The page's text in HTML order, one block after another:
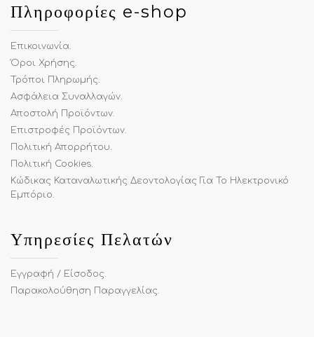
Πληροφορίες e-shop
Επικοινωνία
Όροι Χρήσης
Τρόποι Πληρωμής
Ασφάλεια Συναλλαγών
Αποστολή Προϊόντων
Επιστροφές Προϊόντων
Πολιτική Απορρήτου
Πολιτική Cookies
Κώδικας Καταναλωτικής Δεοντολογίας Για Το Ηλεκτρονικό
Εμπόριο
Υπηρεσίες Πελατών
Εγγραφή / Είσοδος
Παρακολούθηση Παραγγελίας